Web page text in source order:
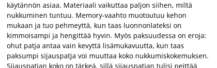
käytännön asiaa. Materiaali vaikuttaa paljon siihen, miltä
nukkuminen tuntuu. Memory-vaahto muotoutuu kehon
mukaan ja tuo pehmeyttä, kun taas luonnonlateksi on
kimmoisampi ja hengittää hyvin. Myös paksuudessa on eroja:
ohut patja antaa vain kevyttä lisämukavuutta, kun taas
paksumpi sijauspatja voi muuttaa koko nukkumiskokemuksen.
Sijauspatjan koko on tärkeä, sillä sijauspatjan tulisi peittää